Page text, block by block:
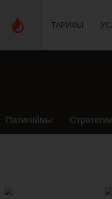
ТАРИФЫ
Патигеймы